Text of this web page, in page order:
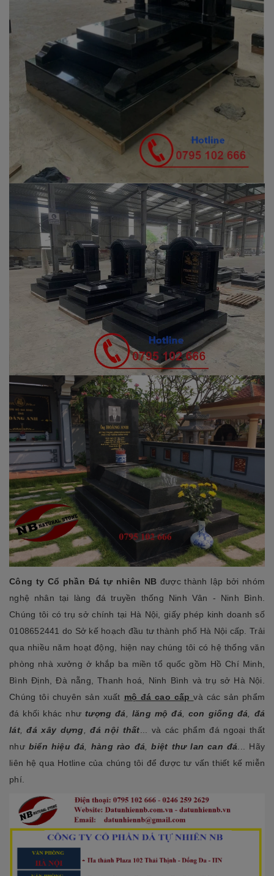
Công ty Cổ phần Đá tự nhiên NB được thành lập bởi nhóm
nghệ nhân tại làng đá truyền thống Ninh Vân - Ninh Bình.
Chúng tôi có trụ sở chính tại Hà Nội, giấy phép kinh doanh số
0108652441 do Sở kế hoạch đầu tư thành phố Hà Nội cấp. Trải
qua nhiều năm hoạt động, hiện nay chúng tôi có hệ thống văn
phòng nhà xưởng ở khắp ba miền tổ quốc gồm Hồ Chí Minh,
Bình Định, Đà nẵng, Thanh hoá, Ninh Bình và trụ sở Hà Nội.
Chúng tôi chuyên sản xuất mộ đá cao cấp và các sản phẩm
đá khối khác như tượng đá, lăng mộ đá, con giống đá, đá
lát, đá xây dựng, đá nội thất... và các phẩm đá ngoại thất
như biển hiệu đá, hàng rào đá, biệt thư lan can đá... Hãy
liên hệ qua Hotline của chúng tôi để được tư vấn thiết kế miễn
phí.